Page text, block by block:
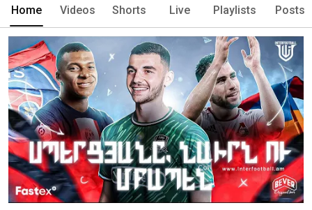
Home Videos Shorts Live Playlists Posts